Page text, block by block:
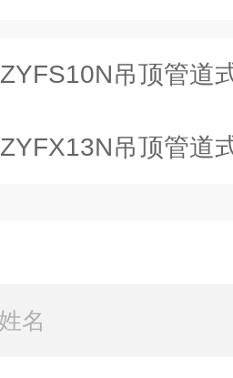
ZYFS10N吊顶管道
ZYFX13N吊顶管道